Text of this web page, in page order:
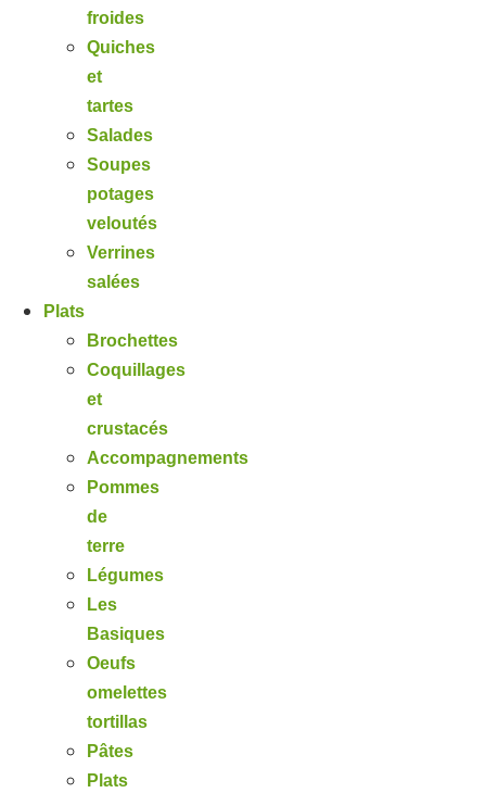
froides
Quiches
et
tartes
Salades
Soupes
potages
veloutés
Verrines
salées
Plats
Brochettes
Coquillages
et
crustacés
Accompagnements
Pommes
de
terre
Légumes
Les
Basiques
Oeufs
omelettes
tortillas
Pâtes
Plats